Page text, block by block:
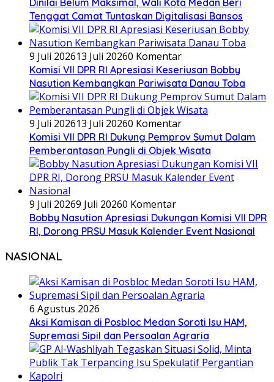
Tenggat Camat Tuntaskan Digitalisasi Bansos
9 Juli 202613 Juli 20260 Komentar
Komisi VII DPR RI Apresiasi Keseriusan Bobby
Nasution Kembangkan Pariwisata Danau Toba
9 Juli 202613 Juli 20260 Komentar
Komisi VII DPR RI Dukung Pemprov Sumut Dalam
Pemberantasan Pungli di Objek Wisata
9 Juli 20269 Juli 20260 Komentar
Bobby Nasution Apresiasi Dukungan Komisi VII DPR
RI, Dorong PRSU Masuk Kalender Event Nasional
NASIONAL
6 Agustus 2026
Aksi Kamisan di Posbloc Medan Soroti Isu HAM,
Supremasi Sipil dan Persoalan Agraria